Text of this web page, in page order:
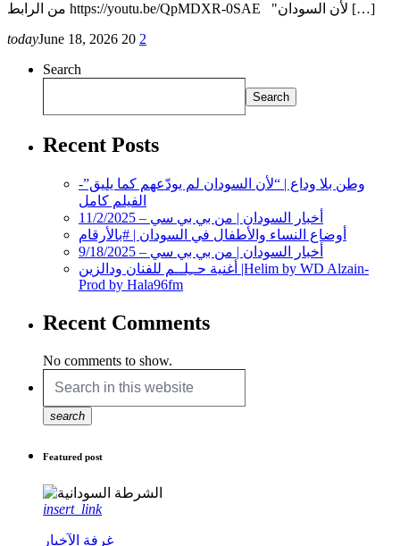
من الرابط https://youtu.be/QpMDXR-0SAE "لأن السودان […]
todayJune 18, 2026 20 2
Search
Search
Recent Posts
وطن بلا وداع | “لأن السودان لم يودّعهم كما يليق”-
الفيلم كامل
أخبار السودان | من بي بي سي – 11/2/2025
أوضاع النساء والأطفال في السودان | #بالأرقام
أخبار السودان | من بي بي سي – 9/18/2025
أغنية حــِلــم للفنان ودالزين |Helim by WD Alzain-
Prod by Hala96fm
Recent Comments
No comments to show.
search
Featured post
insert_link
غرفة الآخبار